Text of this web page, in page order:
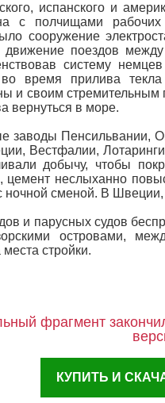
испанского и
с полчищами
сооружение
поездов
систему
время прилива
и своим
вернуться в море.
заводы Пенсильвании,
Вестфалии,
добычу, чтобы
цемент неслыханно
сменой. В
и парусных судов
островами,
стройки.
фрагмент
КУПИТЬ И